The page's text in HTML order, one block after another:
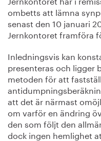
ombetts att lämna
senast den 10 januari
Jernkontoret framföra
Inledningsvis kan
presenteras och ligger
metoden för att
att det är närmast
om varför en ändring
den som följt den
dock ingen hemlighet